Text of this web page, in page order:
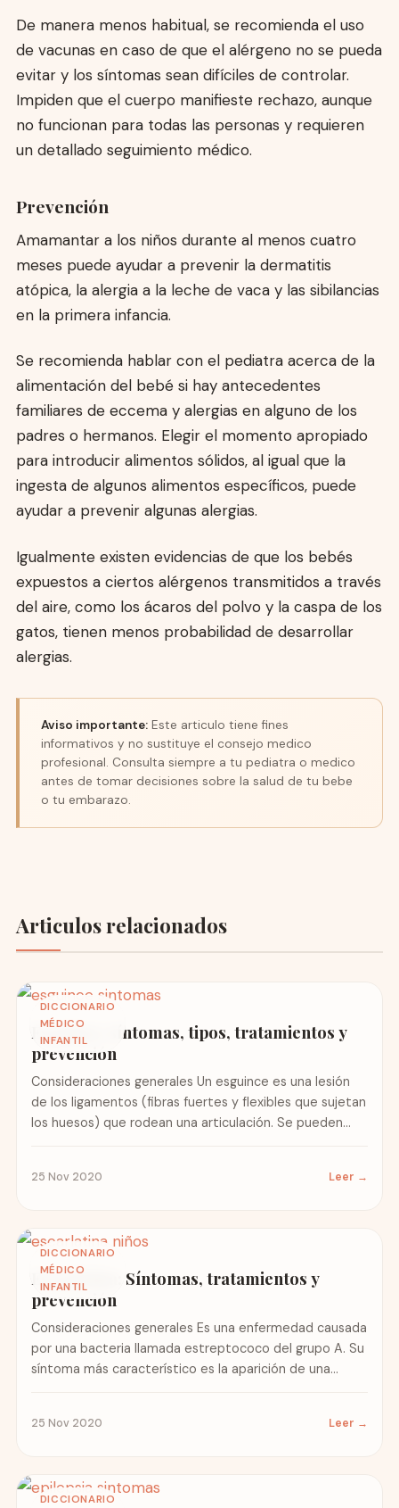
De manera menos habitual, se recomienda el uso
de vacunas en caso de que el alérgeno no se pueda
evitar y los síntomas sean difíciles de controlar.
Impiden que el cuerpo manifieste rechazo, aunque
no funcionan para todas las personas y requieren
un detallado seguimiento médico.
Prevención
Amamantar a los niños durante al menos cuatro
meses puede ayudar a prevenir la dermatitis
atópica, la alergia a la leche de vaca y las sibilancias
en la primera infancia.
Se recomienda hablar con el pediatra acerca de la
alimentación del bebé si hay antecedentes
familiares de eccema y alergias en alguno de los
padres o hermanos. Elegir el momento apropiado
para introducir alimentos sólidos, al igual que la
ingesta de algunos alimentos específicos, puede
ayudar a prevenir algunas alergias.
Igualmente existen evidencias de que los bebés
expuestos a ciertos alérgenos transmitidos a través
del aire, como los ácaros del polvo y la caspa de los
gatos, tienen menos probabilidad de desarrollar
alergias.
Aviso importante:Este articulo tiene fines
informativos y no sustituye el consejo medico
profesional. Consulta siempre a tu pediatra o medico
antes de tomar decisiones sobre la salud de tu bebe
o tu embarazo.
Articulos relacionados
DICCIONARIO
MÉDICO
INFANTIL
Esguince: síntomas, tipos, tratamientos y
prevención
Consideraciones generales Un esguince es una lesión
de los ligamentos (fibras fuertes y flexibles que sujetan
los huesos) que rodean una articulación. Se pueden
25 Nov 2020 Leer →
DICCIONARIO
MÉDICO
INFANTIL
Escarlatina: Síntomas, tratamientos y
prevención
Consideraciones generales Es una enfermedad causada
por una bacteria llamada estreptococo del grupo A. Su
síntoma más característico es la aparición de una
25 Nov 2020 Leer →
DICCIONARIO